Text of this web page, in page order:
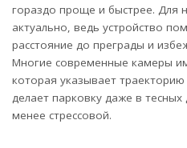
гораздо проще и быстрее. Для
актуально, ведь устройство
расстояние до преграды и
Многие современные камеры
которая указывает
делает парковку даже в тесных
менее стрессовой.